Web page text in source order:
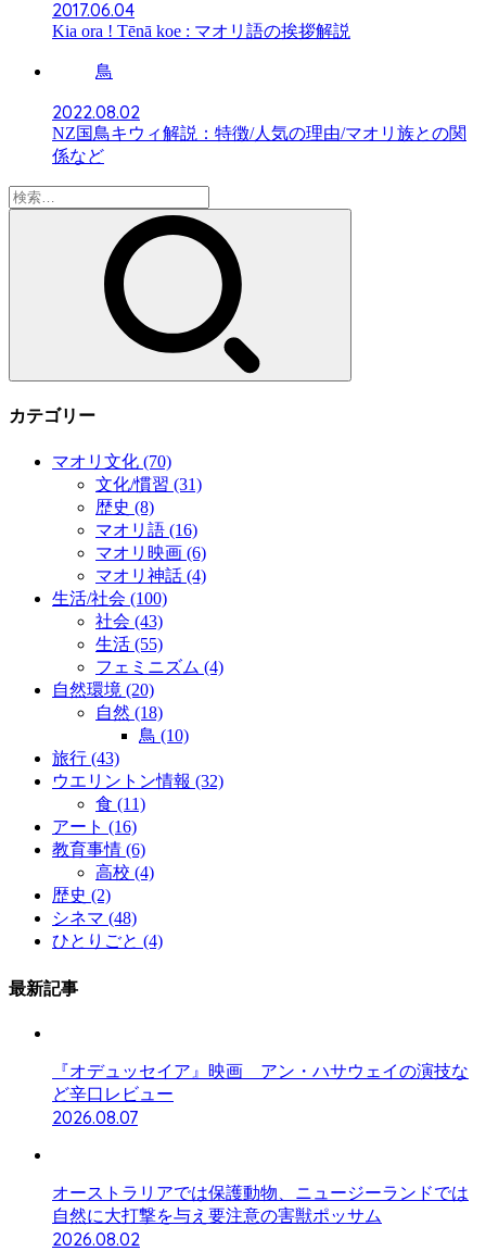
2017.06.04
Kia ora ! Tēnā koe : マオリ語の挨拶解説
鳥
2022.08.02
NZ国鳥キウィ解説：特徴/人気の理由/マオリ族との関
係など
検
索:
カテゴリー
マオリ文化 (70)
文化/慣習 (31)
歴史 (8)
マオリ語 (16)
マオリ映画 (6)
マオリ神話 (4)
生活/社会 (100)
社会 (43)
生活 (55)
フェミニズム (4)
自然環境 (20)
自然 (18)
鳥 (10)
旅行 (43)
ウエリントン情報 (32)
食 (11)
アート (16)
教育事情 (6)
高校 (4)
歴史 (2)
シネマ (48)
ひとりごと (4)
最新記事
『オデュッセイア』映画 アン・ハサウェイの演技な
ど辛口レビュー
2026.08.07
オーストラリアでは保護動物、ニュージーランドでは
自然に大打撃を与え要注意の害獣ポッサム
2026.08.02